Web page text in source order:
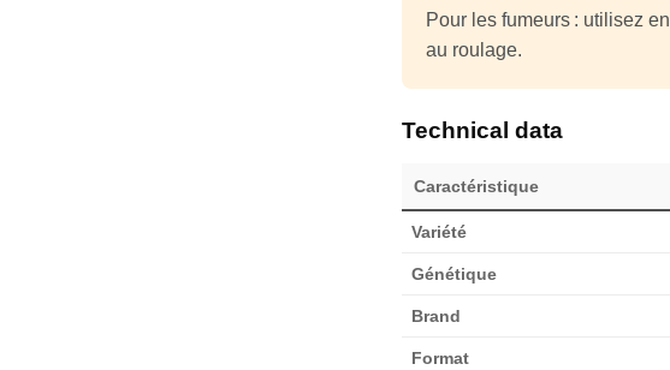
Pour les fumeurs : utilisez en
au roulage.
Technical data
Caractéristique
Variété
Génétique
Brand
Format